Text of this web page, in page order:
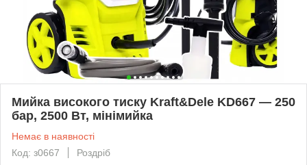
Мийка високого тиску Kraft&Dele KD667 — 250
бар, 2500 Вт, мінімийка
Немає в наявності
Код: з0667
Роздріб